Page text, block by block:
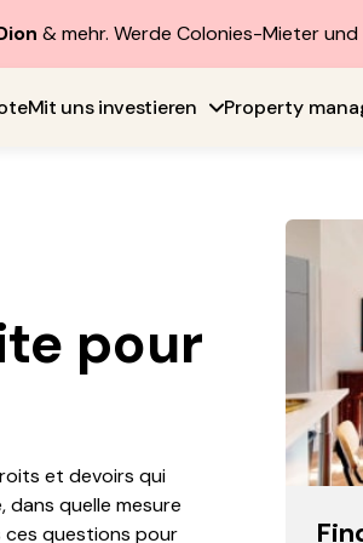
& mehr. Werde Colonies-Mieter
Mit uns investieren Property
pour
et devoirs qui
quelle mesure
questions pour